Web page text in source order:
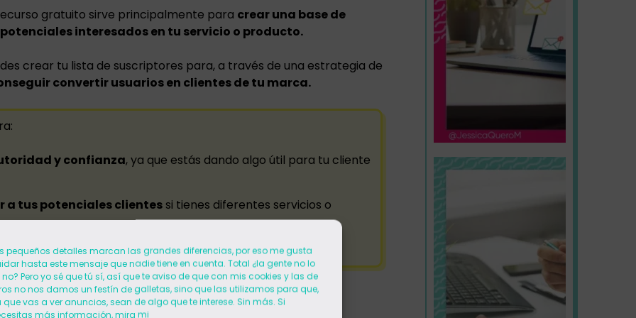
pequeños detalles marcan las grandes diferencias, por eso me gusta
hasta este mensaje que nadie tiene en cuenta. Total ¿la gente no lo
no? Pero yo sé que tú sí, así que te aviso de que con mis cookies y las de
no nos damos un festín de galletas, sino que las utilizamos para que,
que vas a ver anuncios, sean de algo que te interese. Sin más. Si
más información, mira mi
gratuito sirve principalmente para crear una base de
interesados en tu servicio o producto.
crear tu lista de suscriptores para, a través de una estrategia de
convertir usuarios en clientes de tu marca.
y confianza, ya que estás dando algo útil para tu cliente
a tus potenciales clientessi tienes diferentes servicios o
tu lead magnet?